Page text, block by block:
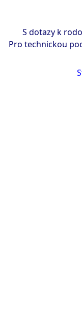
S dotazy k
Pro technickou